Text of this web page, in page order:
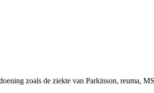
zoals de ziekte van Parkinson, reuma,